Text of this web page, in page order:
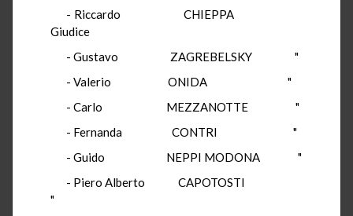
- Riccardo CHIEPPA
Giudice
- Gustavo ZAGREBELSKY "
- Valerio ONIDA "
- Carlo MEZZANOTTE "
- Fernanda CONTRI "
- Guido NEPPI MODONA "
- Piero Alberto CAPOTOSTI
"